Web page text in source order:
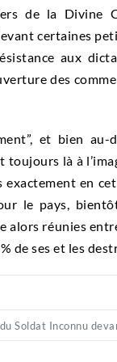
de la Divine
certaines
aux
des
et bien
là à
en
le pays,
alors réunies
de ses et les
Soldat Inconnu